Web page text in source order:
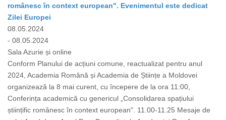
românesc în context european". Evenimentul este dedicat
Zilei Europei
08.05.2024
- 08.05.2024
Sala Azurie și online
Conform Planului de acțiuni comune, reactualizat pentru anul
2024, Academia Română și Academia de Științe a Moldovei
organizează la 8 mai curent, cu începere de la ora 11:00,
Conferința academică cu genericul „Consolidarea spațiului
științific românesc în context european". 11.00-11.25 Mesaje de